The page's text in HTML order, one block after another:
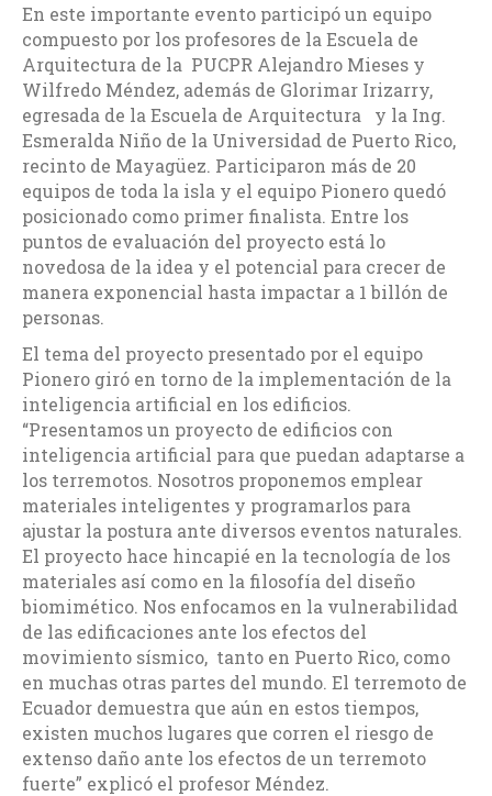
En este importante evento participó un equipo
compuesto por los profesores de la Escuela de
Arquitectura de la PUCPR Alejandro Mieses y
Wilfredo Méndez, además de Glorimar Irizarry,
egresada de la Escuela de Arquitectura y la Ing.
Esmeralda Niño de la Universidad de Puerto Rico,
recinto de Mayagüez. Participaron más de 20
equipos de toda la isla y el equipo Pionero quedó
posicionado como primer finalista. Entre los
puntos de evaluación del proyecto está lo
novedosa de la idea y el potencial para crecer de
manera exponencial hasta impactar a 1 billón de
personas.
El tema del proyecto presentado por el equipo
Pionero giró en torno de la implementación de la
inteligencia artificial en los edificios.
“Presentamos un proyecto de edificios con
inteligencia artificial para que puedan adaptarse a
los terremotos. Nosotros proponemos emplear
materiales inteligentes y programarlos para
ajustar la postura ante diversos eventos naturales.
El proyecto hace hincapié en la tecnología de los
materiales así como en la filosofía del diseño
biomimético. Nos enfocamos en la vulnerabilidad
de las edificaciones ante los efectos del
movimiento sísmico, tanto en Puerto Rico, como
en muchas otras partes del mundo. El terremoto de
Ecuador demuestra que aún en estos tiempos,
existen muchos lugares que corren el riesgo de
extenso daño ante los efectos de un terremoto
fuerte” explicó el profesor Méndez.